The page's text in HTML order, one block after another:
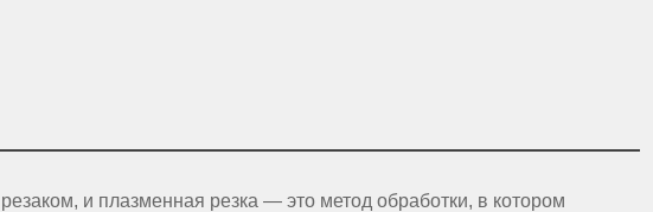
и плазменная резка — это метод обработки, в котором